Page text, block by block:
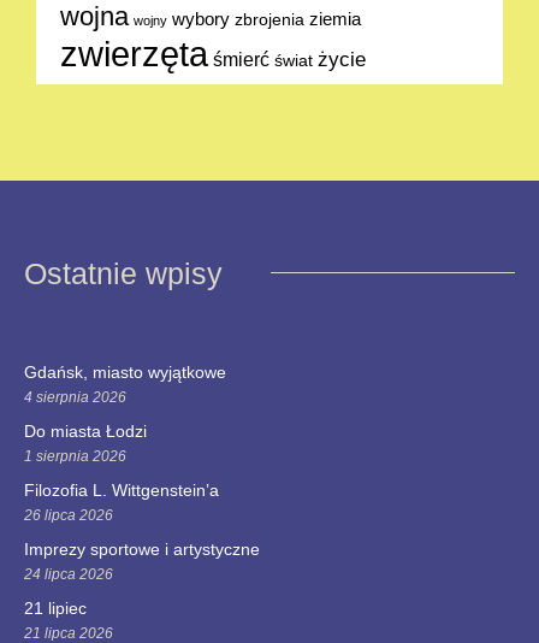
wojna wojny wybory zbrojenia ziemia
zwierzęta śmierć świat życie
Ostatnie wpisy
Gdańsk, miasto wyjątkowe
4 sierpnia 2026
Do miasta Łodzi
1 sierpnia 2026
Filozofia L. Wittgenstein’a
26 lipca 2026
Imprezy sportowe i artystyczne
24 lipca 2026
21 lipiec
21 lipca 2026